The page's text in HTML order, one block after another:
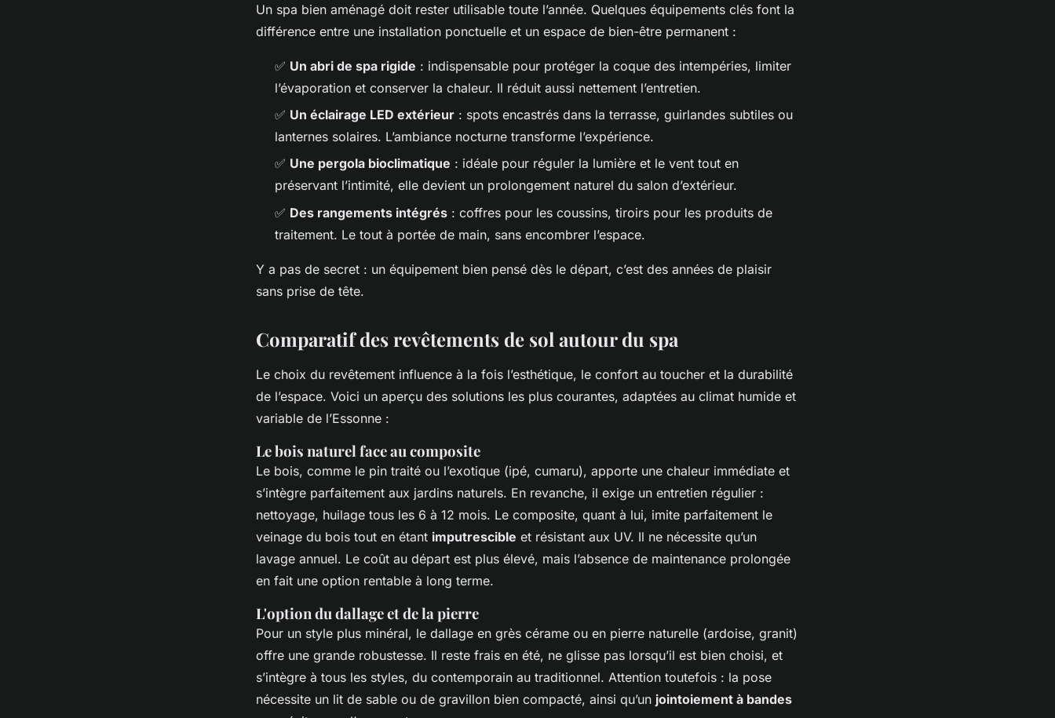
Un spa bien aménagé doit rester utilisable toute l’année. Quelques équipements clés font la
différence entre une installation ponctuelle et un espace de bien-être permanent :
✅ Un abri de spa rigide : indispensable pour protéger la coque des intempéries, limiter
l’évaporation et conserver la chaleur. Il réduit aussi nettement l’entretien.
✅ Un éclairage LED extérieur : spots encastrés dans la terrasse, guirlandes subtiles ou
lanternes solaires. L’ambiance nocturne transforme l’expérience.
✅ Une pergola bioclimatique : idéale pour réguler la lumière et le vent tout en
préservant l’intimité, elle devient un prolongement naturel du salon d’extérieur.
✅ Des rangements intégrés : coffres pour les coussins, tiroirs pour les produits de
traitement. Le tout à portée de main, sans encombrer l’espace.
Y a pas de secret : un équipement bien pensé dès le départ, c’est des années de plaisir
sans prise de tête.
Comparatif des revêtements de sol autour du spa
Le choix du revêtement influence à la fois l’esthétique, le confort au toucher et la durabilité
de l’espace. Voici un aperçu des solutions les plus courantes, adaptées au climat humide et
variable de l’Essonne :
Le bois naturel face au composite
Le bois, comme le pin traité ou l’exotique (ipé, cumaru), apporte une chaleur immédiate et
s’intègre parfaitement aux jardins naturels. En revanche, il exige un entretien régulier :
nettoyage, huilage tous les 6 à 12 mois. Le composite, quant à lui, imite parfaitement le
veinage du bois tout en étant imputrescible et résistant aux UV. Il ne nécessite qu’un
lavage annuel. Le coût au départ est plus élevé, mais l’absence de maintenance prolongée
en fait une option rentable à long terme.
L'option du dallage et de la pierre
Pour un style plus minéral, le dallage en grès cérame ou en pierre naturelle (ardoise, granit)
offre une grande robustesse. Il reste frais en été, ne glisse pas lorsqu’il est bien choisi, et
s’intègre à tous les styles, du contemporain au traditionnel. Attention toutefois : la pose
nécessite un lit de sable ou de gravillon bien compacté, ainsi qu’un jointoiement à bandes